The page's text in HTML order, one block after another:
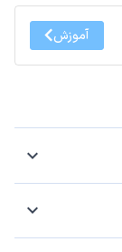
آموزش